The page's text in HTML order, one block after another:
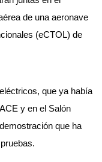
de una aeronave
(eCTOL) de
que ya había
y en el Salón
que ha